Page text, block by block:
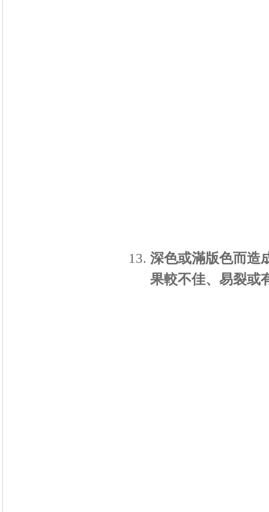
深色或滿版色而造
果較不佳、易裂或